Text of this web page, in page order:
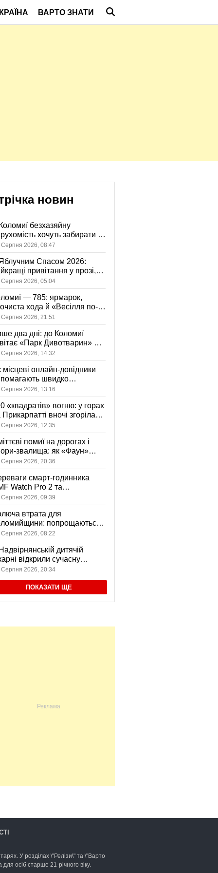
ВАРТО ЗНАТИ
новин
безхазяйну
хочуть забирати у
громади: що це
Серпня 2026, 08:47
Спасом 2026:
привітання у прозі,
та картинках
Серпня 2026, 05:04
— 785: ярмарок,
хода й «Весілля по-
— чим
День міста
Серпня 2026, 21:51
два дні: до Коломиї
«Парк Дивотварин» — і
безкоштовний
Серпня 2026, 14:32
місцеві онлайн-довідники
швидко
послуги у своєму
Серпня 2026, 13:16
«квадратів» вогню: у горах
Прикарпатті вночі згоріла
є постраждала
Серпня 2026, 12:35
помиї на дорогах і
звалища: як «Фаун»
відходи в Коломиї
Серпня 2026, 20:36
смарт-годинника
Watch Pro 2 та
CMF Buds Pro 2
сучасних користувачів
Серпня 2026, 09:39
втрата для
попрощаються
захисником, який віддав
за Україну
Серпня 2026, 08:22
дитячій
відкрили сучасну
кімнату
Серпня 2026, 20:34
ПОКАЗАТИ ЩЕ
У розділах \"Релізи\" та \"Варто
осіб старше 21-річного віку.